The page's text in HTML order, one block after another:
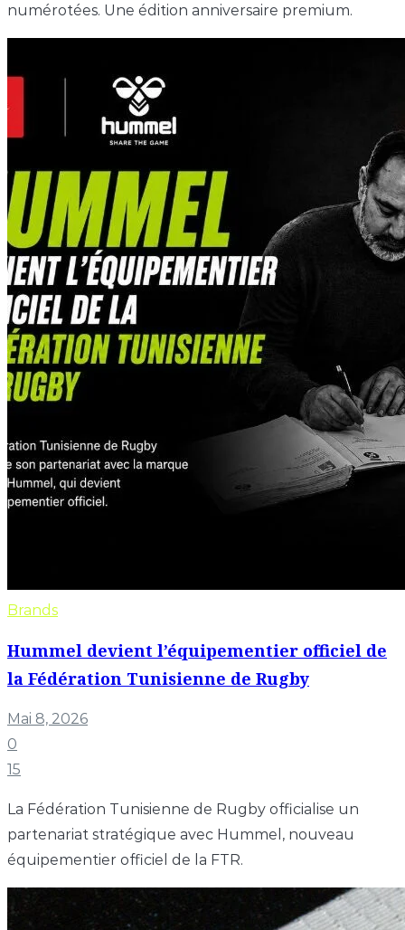
numérotées. Une édition anniversaire premium.
Brands
Hummel devient l’équipementier officiel de
la Fédération Tunisienne de Rugby
Mai 8, 2026
0
15
La Fédération Tunisienne de Rugby officialise un
partenariat stratégique avec Hummel, nouveau
équipementier officiel de la FTR.